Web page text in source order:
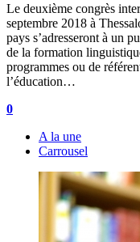
Le deuxième congrès
septembre 2018 à
pays s’adresseront à un
de la formation
programmes ou de
l’éducation…
0
A la une
Carrousel